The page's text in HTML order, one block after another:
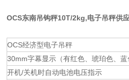
OCS东南吊钩秤10T/2kg,电子吊秤供
OCS经济型电子吊秤
30mm字幕显示（有红色、琥珀色、
开机/关机时自动电池电压指示